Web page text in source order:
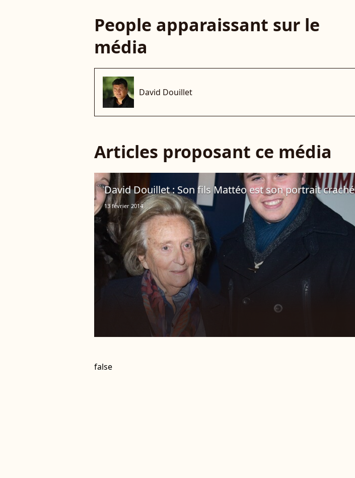
People apparaissant sur le
média
David Douillet
Articles proposant ce média
David Douillet : Son fils Mattéo est son portrait craché
13 février 2014
false